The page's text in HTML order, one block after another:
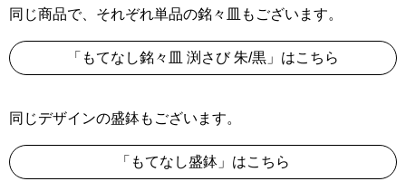
同じ商品で、それぞれ単品の銘々皿もございます。
「もてなし銘々皿 渕さび 朱/黒」はこちら
同じデザインの盛鉢もございます。
「もてなし盛鉢」はこちら